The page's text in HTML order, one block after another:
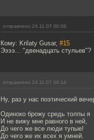
отправлено 24.11.07 00:08
Кому: Krilaty Gusar, #15
Ээээ... "двенадцать стульев"?
отправлено 24.11.07 00:14
Ну, раз у нас поэтический
Одиноко брожу средь толпы я
И не вижу мне равного в ней,
До чего же все люди тупые!
До чего же их всех я умней.